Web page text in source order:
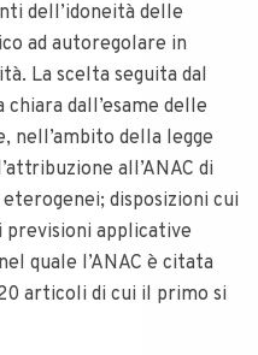
dell’idoneità delle
ad autoregolare in
La scelta seguita dal
dall’esame delle
nell’ambito della legge
all’ANAC di
disposizioni cui
previsioni applicative
quale l’ANAC è citata
articoli di cui il primo si